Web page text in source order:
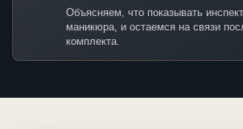
Объясняем, что показывать
маникюра, и остаемся на связи
комплекта.